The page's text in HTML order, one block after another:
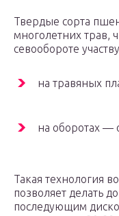
Твердые сорта
многолетних трав,
севообороте
на травяных
на оборотах —
Такая технология
позволяет делать
последующим